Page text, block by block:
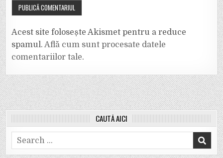
Acest site folosește Akismet pentru a reduce
spamul.Află cum sunt procesate datele
comentariilor tale.
CAUTĂ AICI
Search
for: